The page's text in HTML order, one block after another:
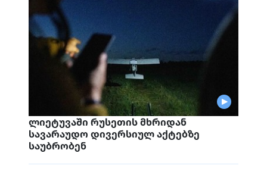
ლიეტუვაში რუსეთის მხრიდან
სავარაუდო დივერსიულ აქტებზე
საუბრობენ